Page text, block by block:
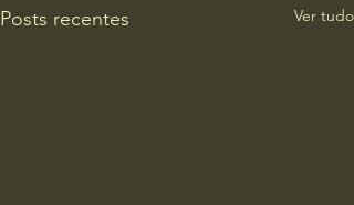
Posts recentes Ver tudo